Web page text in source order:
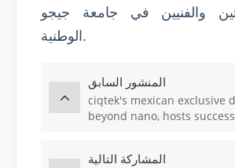
والفنيين في جامعة جيجو
الوطنية.
المنشور السابق
ciqtek's mexican exclusive
beyond nano, hosts
المشاركة التالية